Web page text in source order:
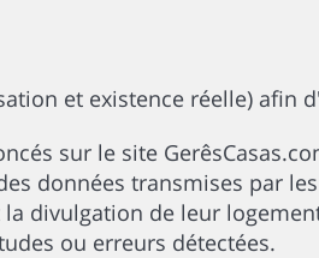
et existence réelle) afin
sur le site
données transmises par
divulgation de leur
ou erreurs détectées.